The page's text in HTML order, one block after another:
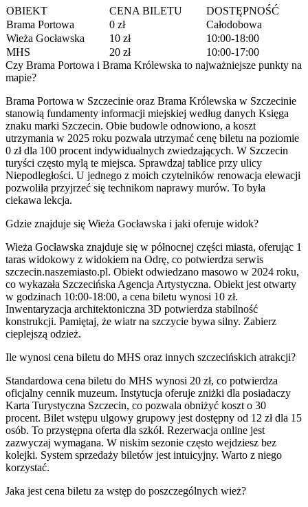
OBIEKT CENA BILETU
DOSTĘPNOŚĆ
Brama Portowa
0 zł
Całodobowa
Wieża Gocławska
10 zł
10:00-18:00
MHS
20 zł
10:00-17:00
Czy Brama Portowa i Brama Królewska to najważniejsze punkty na
mapie?
Brama Portowa w Szczecinie oraz Brama Królewska w Szczecinie
stanowią fundamenty informacji miejskiej według danych Księga
znaku marki Szczecin. Obie budowle odnowiono, a koszt
utrzymania w 2025 roku pozwala utrzymać cenę biletu na poziomie
0 zł dla 100 procent indywidualnych zwiedzających. W Szczecin
turyści często mylą te miejsca. Sprawdzaj tablice przy ulicy
Niepodległości. U jednego z moich czytelników renowacja elewacji
pozwoliła przyjrzeć się technikom naprawy murów. To była
ciekawa lekcja.
Gdzie znajduje się Wieża Gocławska i jaki oferuje widok?
Wieża Gocławska znajduje się w północnej części miasta, oferując 1
taras widokowy z widokiem na Odrę, co potwierdza serwis
szczecin.naszemiasto.pl. Obiekt odwiedzano masowo w 2024 roku,
co wykazała Szczecińska Agencja Artystyczna. Obiekt jest otwarty
w godzinach 10:00-18:00, a cena biletu wynosi 10 zł.
Inwentaryzacja architektoniczna 3D potwierdza stabilność
konstrukcji. Pamiętaj, że wiatr na szczycie bywa silny. Zabierz
cieplejszą odzież.
Ile wynosi cena biletu do MHS oraz innych szczecińskich atrakcji?
Standardowa cena biletu do MHS wynosi 20 zł, co potwierdza
oficjalny cennik muzeum. Instytucja oferuje zniżki dla posiadaczy
Karta Turystyczna Szczecin, co pozwala obniżyć koszt o 30
procent. Bilet wstępu ulgowy grupowy jest dostępny od 12 zł dla 15
osób. To przystępna oferta dla szkół. Rezerwacja online jest
zazwyczaj wymagana. W niskim sezonie często wejdziesz bez
kolejki. System sprzedaży biletów jest intuicyjny. Warto z niego
korzystać.
Jaka jest cena biletu za wstęp do poszczególnych wież?